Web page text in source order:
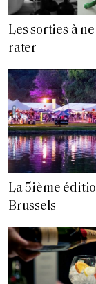
Les sorties à ne
rater
La 5ième
Brussels